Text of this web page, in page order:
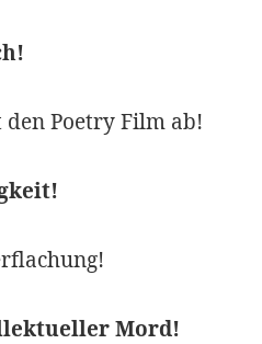
Poetry Film ab!
Mord!